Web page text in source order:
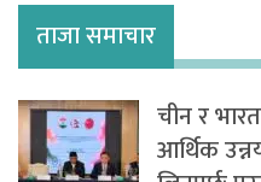
ताजा समाचार
चीन र
आर्थिक